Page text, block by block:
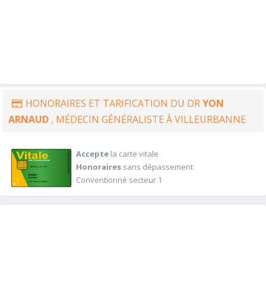
HONORAIRES ET TARIFICATION DU DRYON
ARNAUD , MÉDECIN GÉNÉRALISTE À VILLEURBANNE
Acceptela carte vitale
Honorairessans dépassement
Conventionné secteur 1